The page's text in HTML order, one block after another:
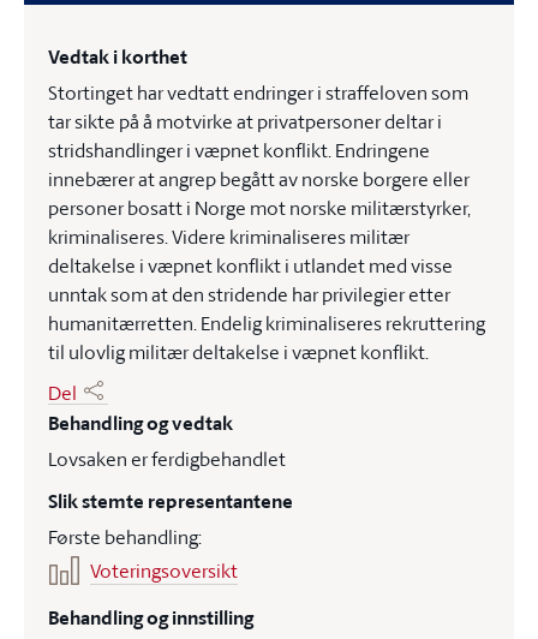
Vedtak i korthet
Stortinget har vedtatt endringer i straffeloven som
tar sikte på å motvirke at privatpersoner deltar i
stridshandlinger i væpnet konflikt. Endringene
innebærer at angrep begått av norske borgere eller
personer bosatt i Norge mot norske militærstyrker,
kriminaliseres. Videre kriminaliseres militær
deltakelse i væpnet konflikt i utlandet med visse
unntak som at den stridende har privilegier etter
humanitærretten. Endelig kriminaliseres rekruttering
til ulovlig militær deltakelse i væpnet konflikt.
Del
Behandling og vedtak
Lovsaken er ferdigbehandlet
Slik stemte representantene
Første behandling:
Voteringsoversikt
Behandling og innstilling